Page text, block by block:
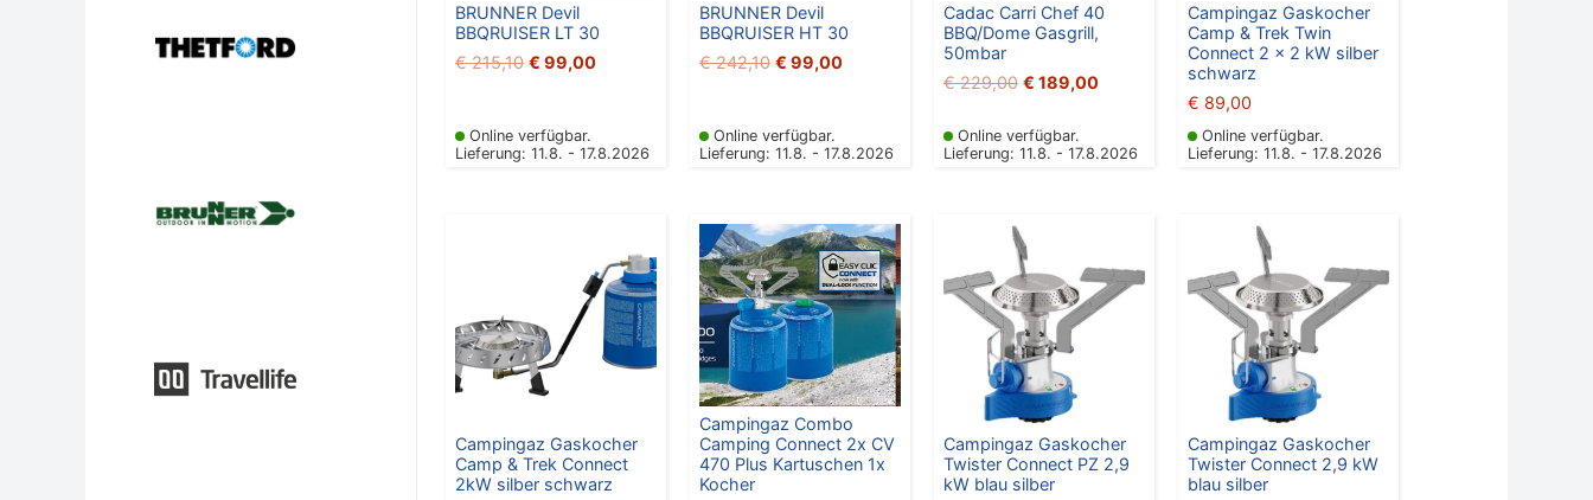
BRUNNER Devil
BBQRUISER LT 30
€215,10 € 99,00
Online verfügbar.
Lieferung: 11.8. - 17.8.2026
BRUNNER Devil
BBQRUISER HT 30
€242,10 € 99,00
Online verfügbar.
Lieferung: 11.8. - 17.8.2026
Cadac Carri Chef 40
BBQ/Dome Gasgrill,
50mbar
€229,00 € 189,00
Online verfügbar.
Lieferung: 11.8. - 17.8.2026
Campingaz Gaskocher
Camp & Trek Twin
Connect 2 x 2 kW silber
schwarz
€ 89,00
Online verfügbar.
Lieferung: 11.8. - 17.8.2026
Campingaz Gaskocher
Camp & Trek Connect
2kW silber schwarz
Campingaz Combo
Camping Connect 2x CV
470 Plus Kartuschen 1x
Kocher
Campingaz Gaskocher
Twister Connect PZ 2,9
kW blau silber
Campingaz Gaskocher
Twister Connect 2,9 kW
blau silber